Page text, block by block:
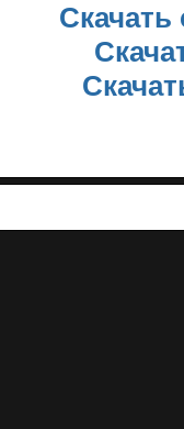
Скачать